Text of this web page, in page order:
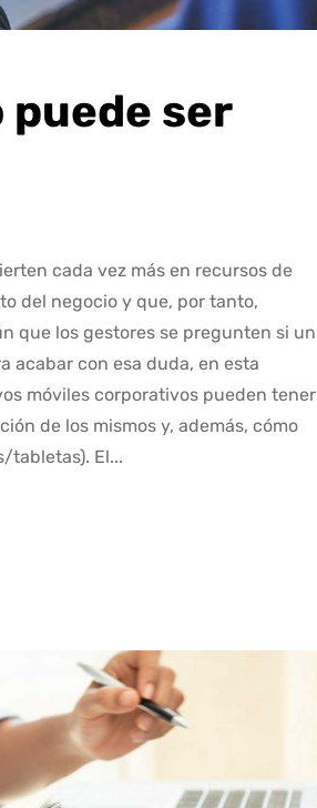
ser
cada vez más en recursos de
del negocio y que, por tanto,
que los gestores se pregunten si un
acabar con esa duda, en esta
móviles corporativos pueden tener
de los mismos y, además, cómo
tabletas). El...